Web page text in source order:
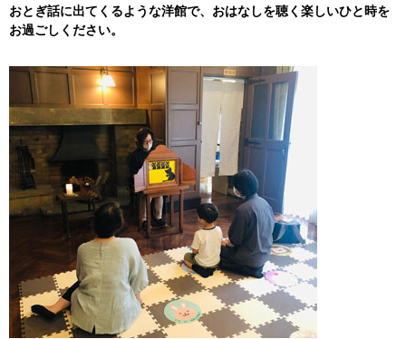
おとぎ話に出てくるような洋館で、おはなしを聴く楽しいひと時を
お過ごしください。